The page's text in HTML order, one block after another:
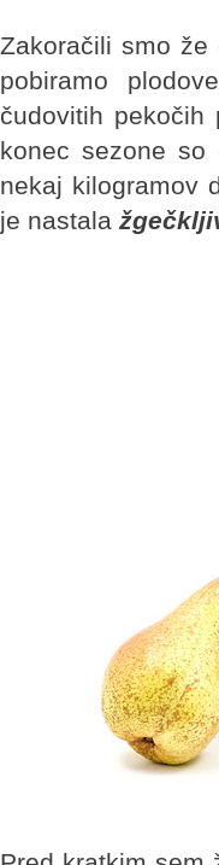
Zakoračili smo
pobiramo
čudovitih
konec sezone
nekaj kilogramov
je nastala